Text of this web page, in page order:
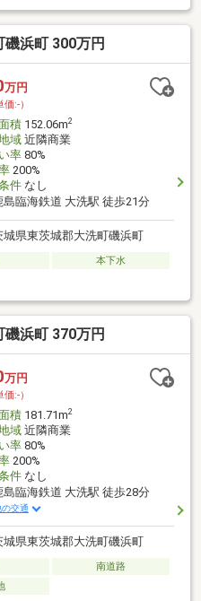
ちはこんな会社です～・水戸
す。・東証スタンダード上
)、中古物件、土地と幅広く
建士』が対応致します。
浜町 300万円
万円
価:-）
積152.06m2
域近隣商業
率80%
200%
件なし
島臨海鉄道 大洗駅 徒歩21分
城県東茨城郡大洗町磯浜町
本下水
浜町 370万円
万円
価:-）
積181.71m2
域近隣商業
率80%
200%
件なし
島臨海鉄道 大洗駅 徒歩28分
の交通
城県東茨城郡大洗町磯浜町
南道路